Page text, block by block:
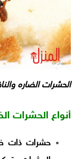
الحشرات الضاره
أنواع الحشرات
حشرات ذات